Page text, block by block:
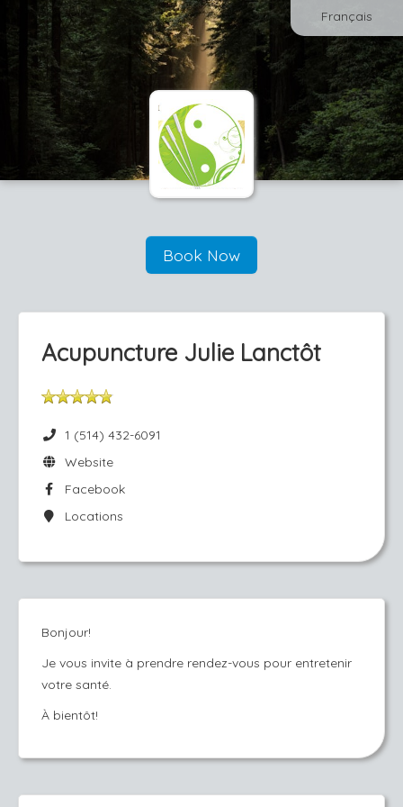
Français
Book Now
Acupuncture Julie Lanctôt
1 (514) 432-6091
Website
Facebook
Locations
Bonjour!
Je vous invite à prendre rendez-vous pour entretenir
votre santé.
À bientôt!